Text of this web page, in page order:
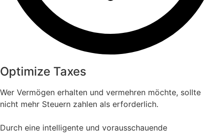
Optimize Taxes
Wer Vermögen erhalten und vermehren möchte, sollte
nicht mehr Steuern zahlen als erforderlich.
Durch eine intelligente und vorausschauende